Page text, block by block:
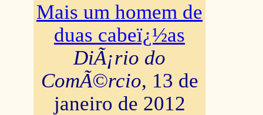
Mais um homem de
duas cabeï¿½as
DiÃ¡rio do
ComÃ©rcio, 13 de
janeiro de 2012